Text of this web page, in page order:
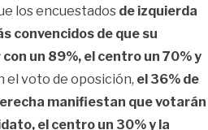
los encuestados de izquierda
convencidos de que su
un 89%, el centro un 70% y
el voto de oposición, el 36% de
manifiestan que votarán
el centro un 30% y la